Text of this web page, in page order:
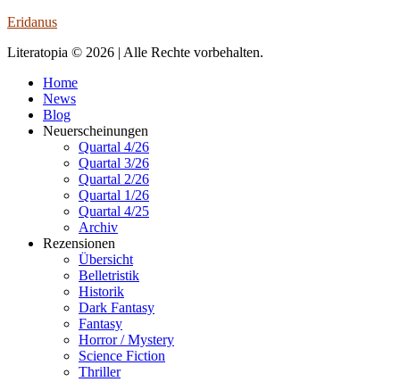
Eridanus
Literatopia © 2026 | Alle Rechte vorbehalten.
Home
News
Blog
Neuerscheinungen
Quartal 4/26
Quartal 3/26
Quartal 2/26
Quartal 1/26
Quartal 4/25
Archiv
Rezensionen
Übersicht
Belletristik
Historik
Dark Fantasy
Fantasy
Horror / Mystery
Science Fiction
Thriller